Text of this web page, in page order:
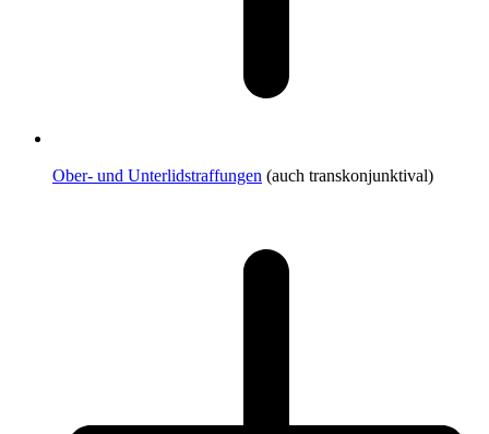
Ober- und Unterlidstraffungen (auch transkonjunktival)